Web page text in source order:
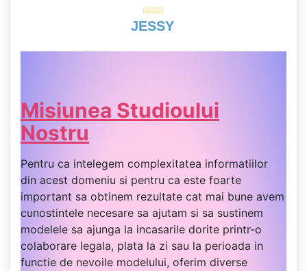
JESSY
Misiunea Studioului
Nostru
Pentru ca intelegem complexitatea informatiilor
din acest domeniu si pentru ca este foarte
important sa obtinem rezultate cat mai bune avem
cunostintele necesare sa ajutam si sa sustinem
modelele sa ajunga la incasarile dorite printr-o
colaborare legala, plata la zi sau la perioada in
functie de nevoile modelului, oferim diverse